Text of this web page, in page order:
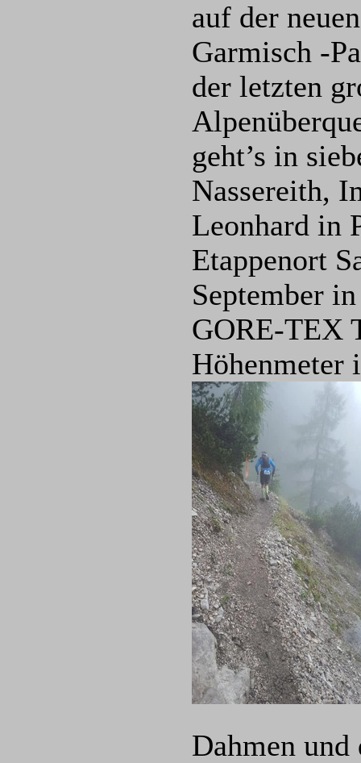
auf der
Garmisch -
der letzten
geht’s in
Nassereith,
Leonhard in
Etappenort
September
GORE-TEX
Höhenmeter
Dahmen